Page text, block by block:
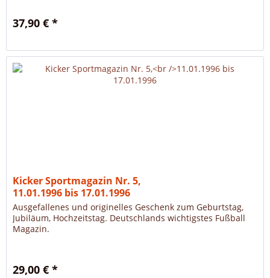
37,90 € *
Kicker Sportmagazin Nr. 5,
11.01.1996 bis 17.01.1996
Ausgefallenes und originelles Geschenk zum Geburtstag,
Jubiläum, Hochzeitstag. Deutschlands wichtigstes Fußball
Magazin.
29,00 € *